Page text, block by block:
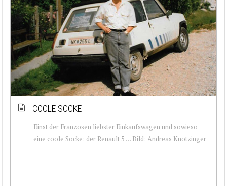
COOLE SOCKE
Einst der Franzosen liebster Einkaufswagen und sowieso
eine coole Socke: der Renault 5 … Bild: Andreas Knotzinger